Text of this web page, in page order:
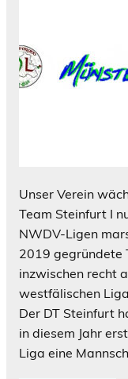
Unser Verein
Team Steinfurt I
NWDV-Ligen
2019 gegründete
inzwischen recht
westfälischen
Der DT Steinfurt
in diesem Jahr
Liga eine